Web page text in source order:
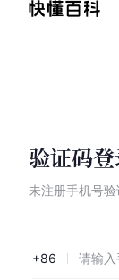
验证码
未注册手机号
+86